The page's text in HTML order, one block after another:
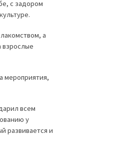
с задором
а
взрослые
мероприятия,
всем
у
развивается и